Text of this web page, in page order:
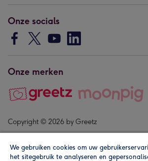
Onze socials
Onze merken
Copyright © 2026 by Greetz
We gebruiken cookies om uw
het sitegebruik te analyseren en